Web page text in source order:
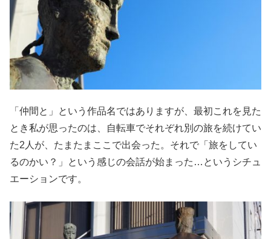
「仲間と」という作品名ではありますが、最初これを見た
とき私が思ったのは、自転車でそれぞれ別の旅を続けてい
た2人が、たまたまここで出会った。それで「旅をしてい
るのかい？」という感じの会話が始まった…というシチュ
エーションです。